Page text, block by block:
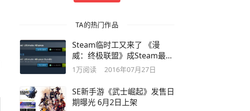
TA的热门作品
Steam临时工又来了 《漫
威：终极联盟》成Steam最贵
游戏
1万阅读 2016年07月27日
SE新手游《武士崛起》发售日
期曝光 6月2日上架